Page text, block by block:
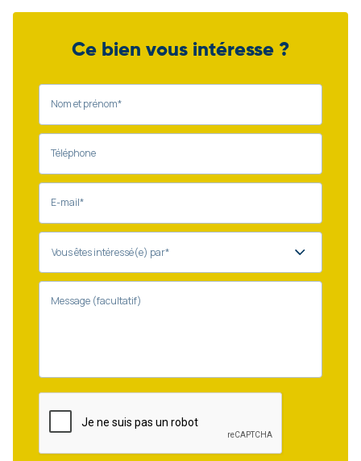
Ce bien vous intéresse ?
Nom et prénom*
Téléphone
E-mail*
Message (facultatif)